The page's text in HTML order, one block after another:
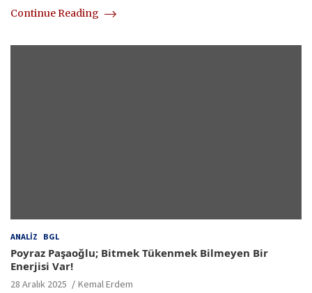
Continue Reading
ANALIZ BGL
Poyraz Paşaoğlu; Bitmek Tükenmek Bilmeyen Bir
Enerjisi Var!
28 Aralık 2025 Kemal Erdem